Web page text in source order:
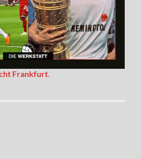
Frankfurt.